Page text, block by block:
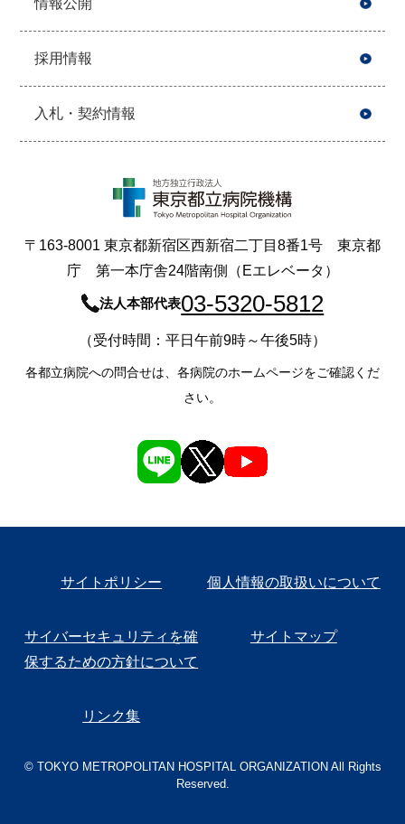
情報公開
採用情報
入札・契約情報
〒163-8001 東京都新宿区西新宿二丁目8番1号 東京都
庁 第一本庁舎24階南側（Eエレベータ）
法人本部代表03-5320-5812
（受付時間：平日午前9時～午後5時）
各都立病院への問合せは、各病院のホームページをご確認くだ
さい。
サイトポリシー 個人情報の取扱いについて
サイバーセキュリティを確
保するための方針について
サイトマップ
リンク集
© TOKYO METROPOLITAN HOSPITAL ORGANIZATION All Rights
Reserved.